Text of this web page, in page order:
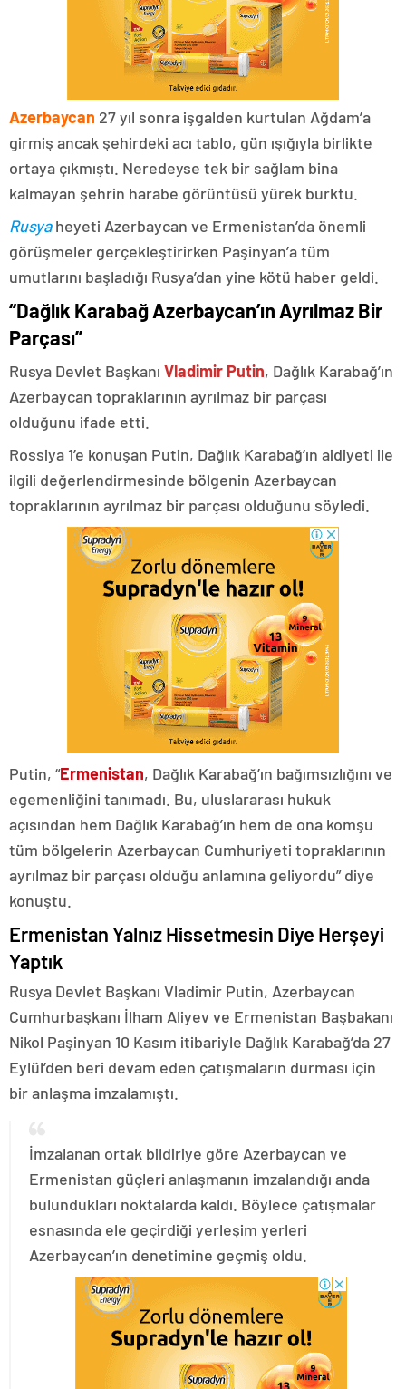
Azerbaycan 27 yıl sonra işgalden kurtulan Ağdam’a
girmiş ancak şehirdeki acı tablo, gün ışığıyla birlikte
ortaya çıkmıştı. Neredeyse tek bir sağlam bina
kalmayan şehrin harabe görüntüsü yürek burktu.
Rusyaheyeti Azerbaycan ve Ermenistan’da önemli
görüşmeler gerçekleştirirken Paşinyan’a tüm
umutlarını başladığı Rusya’dan yine kötü haber geldi.
“Dağlık Karabağ Azerbaycan’ın Ayrılmaz Bir
Parçası”
Rusya Devlet Başkanı Vladimir Putin, Dağlık Karabağ’ın
Azerbaycan topraklarının ayrılmaz bir parçası
olduğunu ifade etti.
Rossiya 1’e konuşan Putin, Dağlık Karabağ’ın aidiyeti ile
ilgili değerlendirmesinde bölgenin Azerbaycan
topraklarının ayrılmaz bir parçası olduğunu söyledi.
Putin, “Ermenistan, Dağlık Karabağ’ın bağımsızlığını ve
egemenliğini tanımadı. Bu, uluslararası hukuk
açısından hem Dağlık Karabağ’ın hem de ona komşu
tüm bölgelerin Azerbaycan Cumhuriyeti topraklarının
ayrılmaz bir parçası olduğu anlamına geliyordu” diye
konuştu.
Ermenistan Yalnız Hissetmesin Diye Herşeyi
Yaptık
Rusya Devlet Başkanı Vladimir Putin, Azerbaycan
Cumhurbaşkanı İlham Aliyev ve Ermenistan Başbakanı
Nikol Paşinyan 10 Kasım itibariyle Dağlık Karabağ’da 27
Eylül’den beri devam eden çatışmaların durması için
bir anlaşma imzalamıştı.
İmzalanan ortak bildiriye göre Azerbaycan ve
Ermenistan güçleri anlaşmanın imzalandığı anda
bulundukları noktalarda kaldı. Böylece çatışmalar
esnasında ele geçirdiği yerleşim yerleri
Azerbaycan’ın denetimine geçmiş oldu.